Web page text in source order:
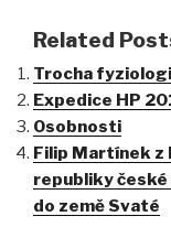
Related
Trocha
Expedice HP
Osobnosti
Filip Martínek z
republiky
do země Svaté